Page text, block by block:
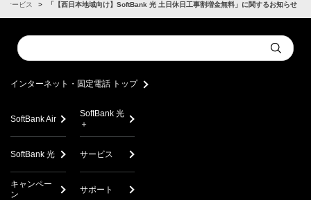
サービス 「【西日本地域向け】SoftBank 光 土日休日工事割増金無料」に関するお知らせ
Conduct
a
Submit
インターネット・固定電話 トップ
SoftBank Air
SoftBank 光
＋
SoftBank 光 サービス
キャンペー
ン
サポート